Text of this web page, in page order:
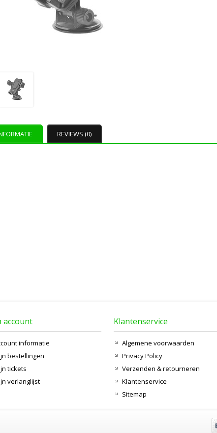
REVIEWS (0)
account
informatie
bestellingen
tickets
verlanglijst
Klantenservice
Algemene voorwaarden
Privacy Policy
Verzenden & retourneren
Klantenservice
Sitemap